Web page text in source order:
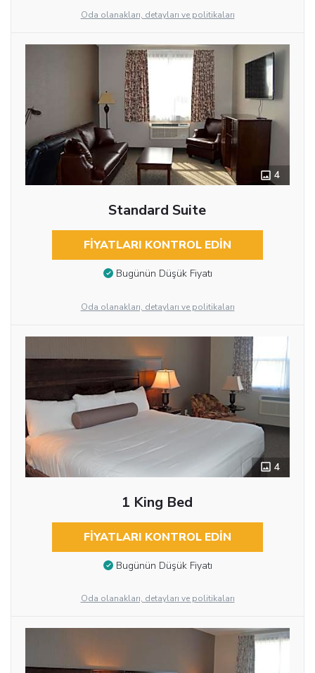
Oda olanakları, detayları ve politikaları
4
Standard Suite
FIYATLARI KONTROL EDIN
Bugünün Düşük Fiyatı
Oda olanakları, detayları ve politikaları
4
1 King Bed
FIYATLARI KONTROL EDIN
Bugünün Düşük Fiyatı
Oda olanakları, detayları ve politikaları